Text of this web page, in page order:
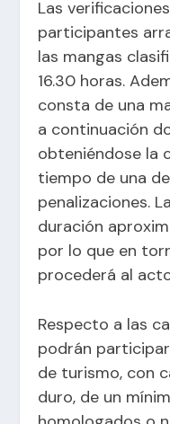
Las
participantes
las mangas
16.30 horas.
consta de una
a continuación
obteniéndose la
tiempo de una
penalizaciones.
duración
por lo que en
procederá al
Respecto a las
podrán
de turismo, con
duro, de un